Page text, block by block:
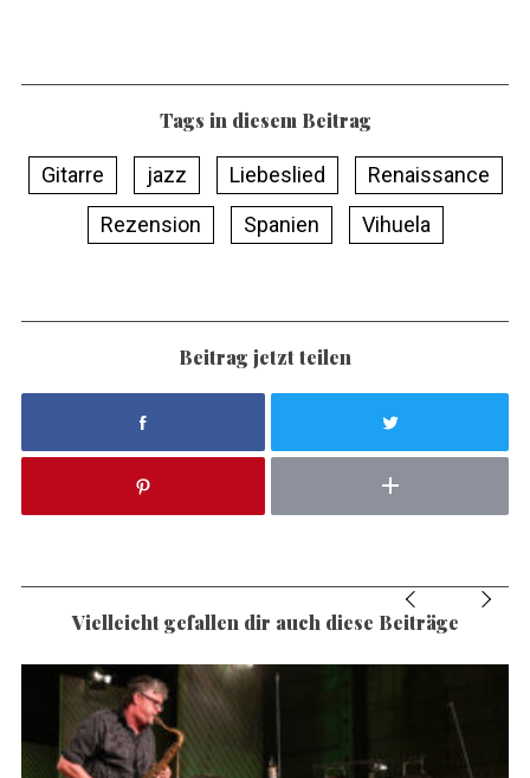
Tags in diesem Beitrag
Gitarre jazz Liebeslied
Renaissance
Rezension
Spanien Vihuela
Beitrag jetzt teilen
Vielleicht gefallen dir auch diese Beiträge